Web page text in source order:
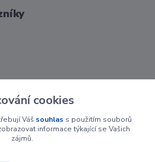
cookies
Váš souhlas s použitím souborů
informace týkající se Vašich
zájmů.